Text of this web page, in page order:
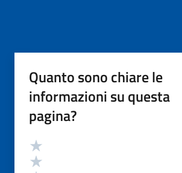
Quanto sono chiare le
informazioni su questa
pagina?
Valutazione